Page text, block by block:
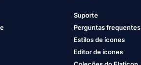
Suporte
Perguntas frequentes
Estilos de ícones
Editor de ícones